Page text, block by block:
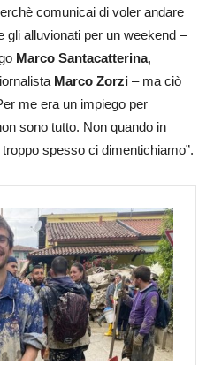
comunicai di voler andare
gli alluvionati per un weekend –
Marco Santacatterina,
Marco Zorzi – ma ciò
me era un impiego per
sono tutto. Non quando in
troppo spesso ci dimentichiamo”.